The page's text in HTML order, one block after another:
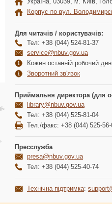
Корпус по вул.
Для читачів / користувачів:
Тел: +38 (044) 524-81-37
service@nbuv.gov.ua
Кожен останній робочий
Зворотний зв'язок
Приймальня директора (для
library@nbuv.gov.ua
Тел: +38 (044) 525-81-04
Тел./факс: +38 (044) 525-56-
Пресслужба
presa@nbuv.gov.ua
Тел: +38 (044) 525-40-74
Технічна підтримка: